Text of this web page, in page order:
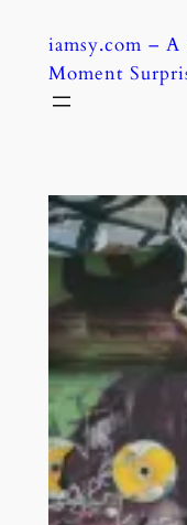
content
iamsy.com –
Moment